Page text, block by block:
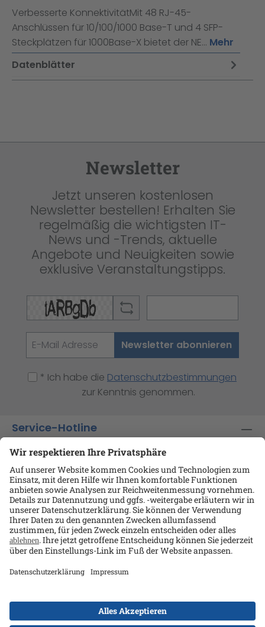
Verbesserte KonnektivitätMit 48 RJ-45-
Anschlüssen für 10/100/1000 Base-T und 4 SFP-
Steckplätzen für 1000Base-X bietet der NE… Mehr
Datenblätter
Newsletter
Jetzt unseren kostenlosen
Newsletter bestellen! Erhalten Sie
regelmäßig die wichtigsten IT-
News und -Trends, aktuelle
Angebote und Neuigkeiten sowie
exklusive Veranstaltungstipps.
Newsletter abonnieren
* Ich habe die Datenschutzbestimmungen
zur Kenntnis genommen.
Service-Hotline
Shop-Service
Informationen
Ansprechpartner
Kontakt